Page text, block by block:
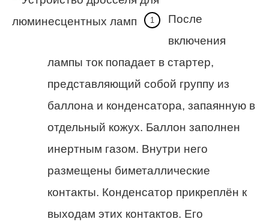
После
включения
лампы ток попадает в стартер,
представляющий собой группу из
баллона и конденсатора, запаянную в
отдельный кожух. Баллон заполнен
инертным газом. Внутри него
размещены биметаллические
контакты. Конденсатор прикреплён к
выходам этих контактов. Его